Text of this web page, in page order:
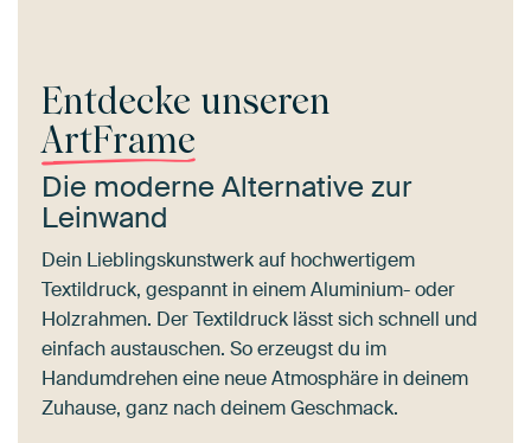
Entdecke unseren
ArtFrame
Die moderne Alternative zur
Leinwand
Dein Lieblingskunstwerk auf hochwertigem
Textildruck, gespannt in einem Aluminium- oder
Holzrahmen. Der Textildruck lässt sich schnell und
einfach austauschen. So erzeugst du im
Handumdrehen eine neue Atmosphäre in deinem
Zuhause, ganz nach deinem Geschmack.